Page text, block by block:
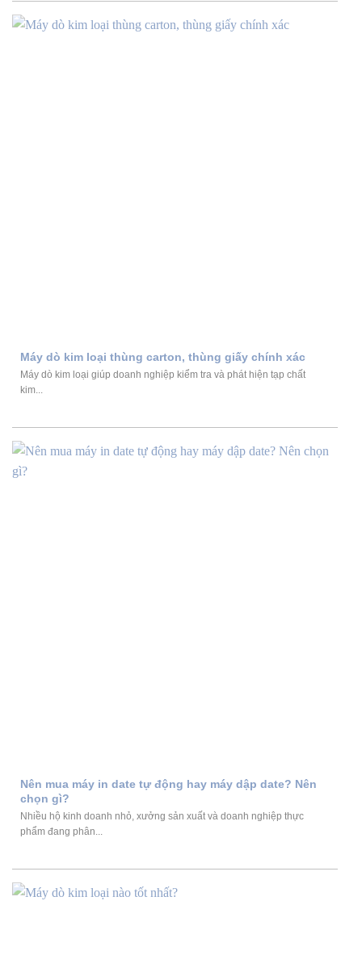
Máy dò kim loại thùng carton, thùng giấy chính xác
Máy dò kim loại giúp doanh nghiệp kiểm tra và phát hiện tạp chất
kim...
Nên mua máy in date tự động hay máy dập date? Nên
chọn gì?
Nhiều hộ kinh doanh nhỏ, xưởng sản xuất và doanh nghiệp thực
phẩm đang phân...